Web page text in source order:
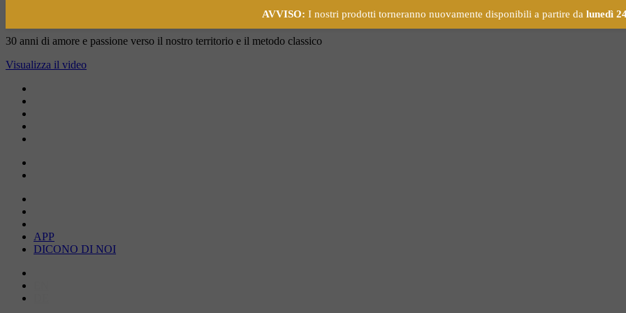
30 anni di amore e passione verso il nostro territorio e il metodo classico
Visualizza il video
APP
DICONO DI NOI
AVVISO: I nostri prodotti torneranno nuovamente disponibili a partire da lunedì